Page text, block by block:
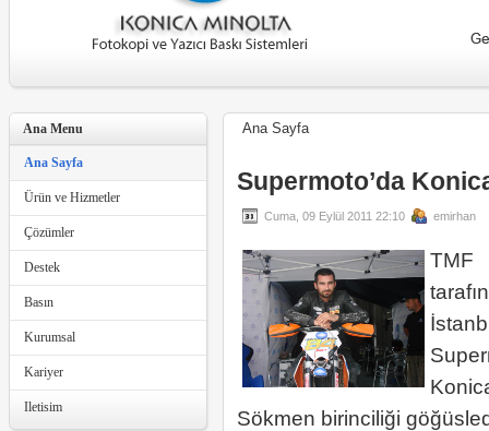
Ana Sayfa
Supermoto’da
Cuma, 09 Eylül 2011 22:10 emirhan
Sökmen birinciliği
Ana Menu
Ana Sayfa
Ürün ve Hizmetler
Çözümler
Destek
Basın
Kurumsal
Kariyer
Iletisim